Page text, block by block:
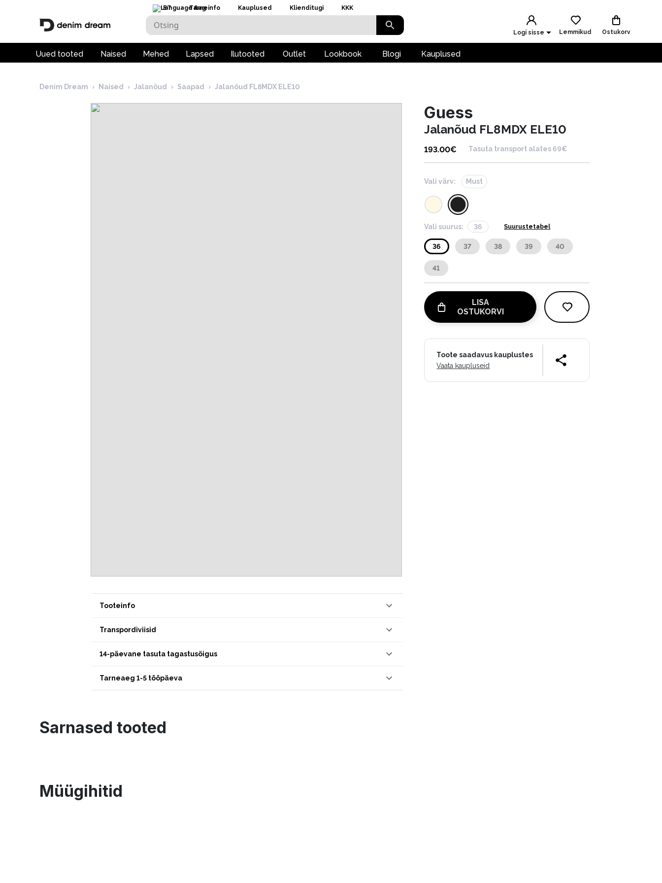
ET Tarneinfo Kauplused Klienditugi KKK
Logi sisse Lemmikud Ostukorv
Uued tooted Naised Mehed Lapsed Ilutooted Outlet Lookbook Blogi Kauplused
Denim Dream › Naised › Jalanõud › Saapad › Jalanõud FL8MDX ELE10
Tooteinfo
Transpordiviisid
14-päevane tasuta tagastusõigus
Tarneaeg 1-5 tööpäeva
Guess
Jalanõud FL8MDX ELE10
193.00€ Tasuta transport alates 69€
Vali värv: Must
Vali suurus: 36 Suurustetabel
36 37 38 39 40
41
LISA
OSTUKORVI
Toote saadavus kauplustes
Vaata kaupluseid
Sarnased tooted
Müügihitid